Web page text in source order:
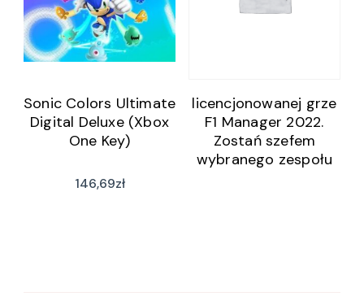
Sonic Colors Ultimate
Digital Deluxe (Xbox
One Key)
146,69zł
licencjonowanej grze
F1 Manager 2022.
Zostań szefem
wybranego zespołu